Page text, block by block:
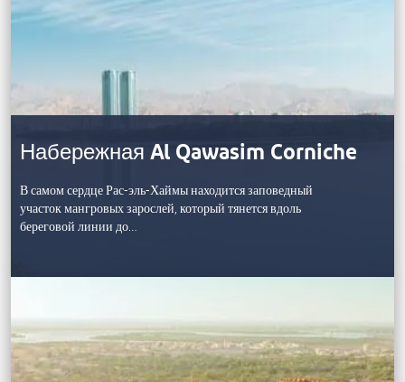
Набережная Al Qawasim Corniche
В самом сердце Рас-эль-Хаймы находится заповедный
участок мангровых зарослей, который тянется вдоль
береговой линии до…